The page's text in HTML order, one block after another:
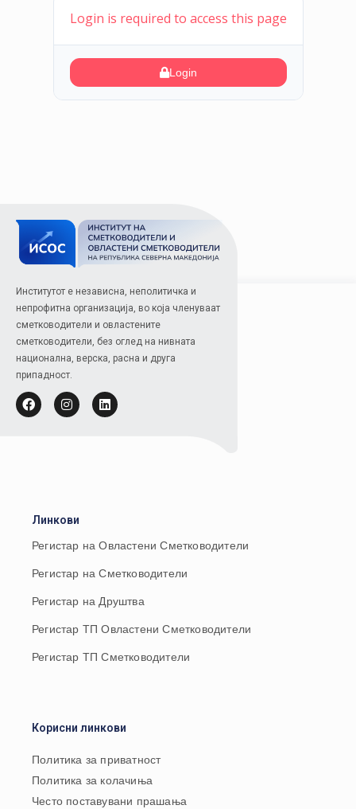
Login is required to access this page
Login
Институтот е независна, неполитичка и
непрофитна организација, во која членуваат
сметководители и овластените
сметководители, без оглед на нивната
национална, верска, расна и друга
припадност.
Линкови
Регистар на Овластени Сметководители
Регистар на Сметководители
Регистар на Друштва
Регистар ТП Овластени Сметководители
Регистар ТП Сметководители
Корисни линкови
Политика за приватност
Политика за колачиња
Често поставувани прашања